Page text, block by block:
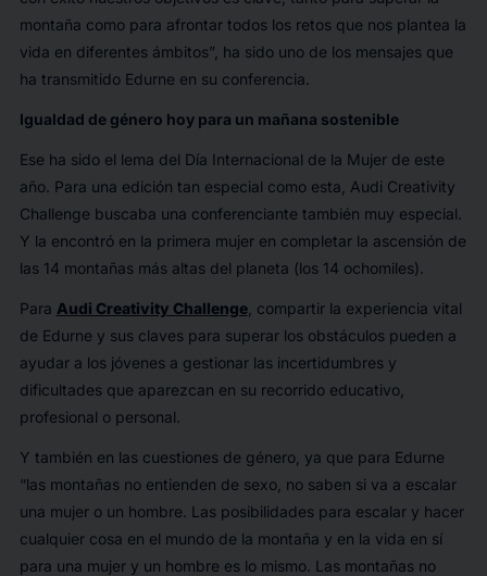
montaña como para afrontar todos los retos que nos plantea la
vida en diferentes ámbitos”, ha sido uno de los mensajes que
ha transmitido Edurne en su conferencia.
Igualdad de género hoy para un mañana sostenible
Ese ha sido el lema del Día Internacional de la Mujer de este
año. Para una edición tan especial como esta, Audi Creativity
Challenge buscaba una conferenciante también muy especial.
Y la encontró en la primera mujer en completar la ascensión de
las 14 montañas más altas del planeta (los 14 ochomiles).
Para Audi Creativity Challenge, compartir la experiencia vital
de Edurne y sus claves para superar los obstáculos pueden a
ayudar a los jóvenes a gestionar las incertidumbres y
dificultades que aparezcan en su recorrido educativo,
profesional o personal.
Y también en las cuestiones de género, ya que para Edurne
“las montañas no entienden de sexo, no saben si va a escalar
una mujer o un hombre. Las posibilidades para escalar y hacer
cualquier cosa en el mundo de la montaña y en la vida en sí
para una mujer y un hombre es lo mismo. Las montañas no